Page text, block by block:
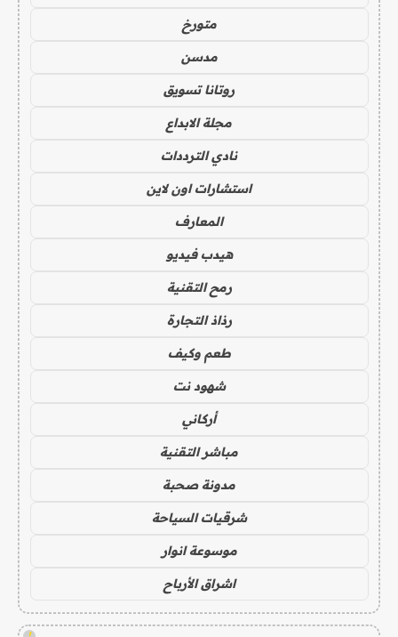
متورخ
مدسن
روتانا تسويق
مجلة الابداع
نادي الترددات
استشارات اون لاين
المعارف
هيدب فيديو
رمح التقنية
رذاذ التجارة
طعم وكيف
شهود نت
أركاني
مباشر التقنية
مدونة صحبة
شرقيات السياحة
موسوعة انوار
اشراق الأرباح